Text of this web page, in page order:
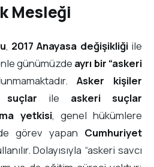
Mesleği
, 2017 Anayasa değişikliğiile
günümüzde ayrı bir “askeri
Asker kişiler
suçlar ile askeri suçlar
yetkisi, genel hükümlere
görev yapan Cumhuriyet
Dolayısıyla “askeri savcı